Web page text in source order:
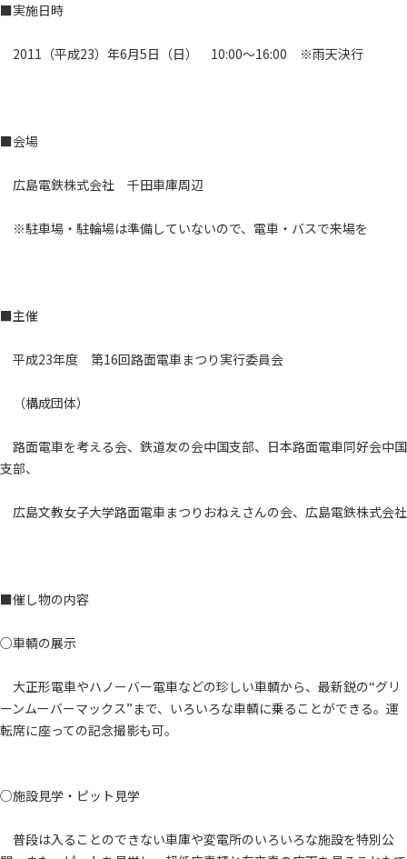
■実施日時
2011（平成23）年6月5日（日） 10:00～16:00 ※雨天決行
■会場
広島電鉄株式会社 千田車庫周辺
※駐車場・駐輪場は準備していないので、電車・バスで来場を
■主催
平成23年度 第16回路面電車まつり実行委員会
（構成団体）
路面電車を考える会、鉄道友の会中国支部、日本路面電車同好会中国
支部、
広島文教女子大学路面電車まつりおねえさんの会、広島電鉄株式会社
■催し物の内容
○車輌の展示
大正形電車やハノーバー電車などの珍しい車輌から、最新鋭の“グリ
ーンムーバーマックス”まで、いろいろな車輌に乗ることができる。運
転席に座っての記念撮影も可。
○施設見学・ピット見学
普段は入ることのできない車庫や変電所のいろいろな施設を特別公